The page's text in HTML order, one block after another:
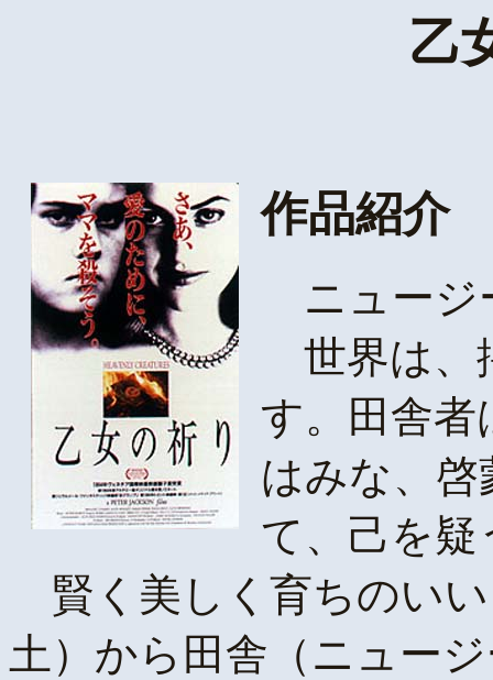
乙
作品紹介
ニュージ
世界は、
す。田舎者
はみな、啓
て、己を
賢く美しく育ちのい
土）から田舎（ニュー